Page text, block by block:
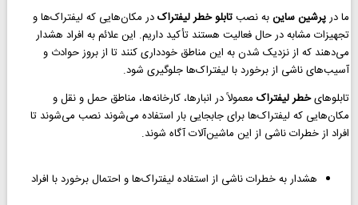
ما درپرشین ساینبه نصبتابلو خطر لیفتراکدر مکان‌هایی که لیفتراک‌ها و
تجهیزات مشابه در حال فعالیت هستند تأکید داریم. این علائم به افراد هشدار
می‌دهند که از نزدیک شدن به این مناطق خودداری کنند تا از بروز حوادث و
آسیب‌های ناشی از برخورد با لیفتراک‌ها جلوگیری شود.
تابلوهایخطر لیفتراک معمولاً در انبارها، کارخانه‌ها، مناطق حمل و نقل و
مکان‌هایی که لیفتراک‌ها برای جابجایی بار استفاده می‌شوند نصب می‌شوند تا
افراد از خطرات ناشی از این ماشین‌آلات آگاه شوند.
هشدار به خطرات ناشی از استفاده لیفتراک‌ها و احتمال برخورد با افراد